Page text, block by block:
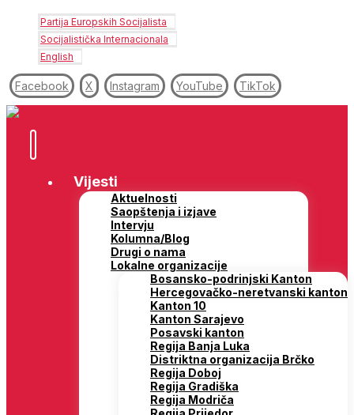
Partija Europskih Socijalista
Socijalistička Internacionala
English
Facebook X Instagram YouTube TikTok
Vijesti
Aktuelnosti
Saopštenja i izjave
Intervju
Kolumna/Blog
Drugi o nama
Lokalne organizacije
Bosansko-podrinjski Kanton
Hercegovačko-neretvanski kanton
Kanton 10
Kanton Sarajevo
Posavski kanton
Regija Banja Luka
Distriktna organizacija Brčko
Regija Doboj
Regija Gradiška
Regija Modriča